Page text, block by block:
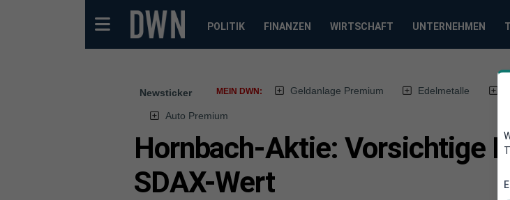
POLITIK FINANZEN WIRTSCHAFT UNTERNEHMEN
Newsticker MEIN DWN: Geldanlage Premium Edelmetalle
Auto Premium
Hornbach-Aktie: Vorsichtige
SDAX-Wert